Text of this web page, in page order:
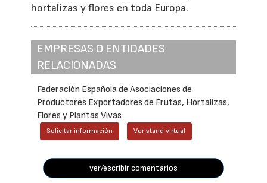
hortalizas y flores en toda Europa.
EMPRESAS O ENTIDADES
RELACIONADAS
Federación Española de Asociaciones de
Productores Exportadores de Frutas, Hortalizas,
Flores y Plantas Vivas
Solicitar información Ver stand virtual
ver/escribir comentarios